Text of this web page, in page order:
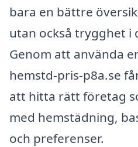
bara en bättre
utan också trygghet i
Genom att använda
hemstd-pris-p8a.se
att hitta rätt företag
med hemstädning,
och preferenser.